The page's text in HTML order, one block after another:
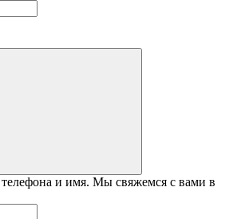
и имя. Мы свяжемся с вами в